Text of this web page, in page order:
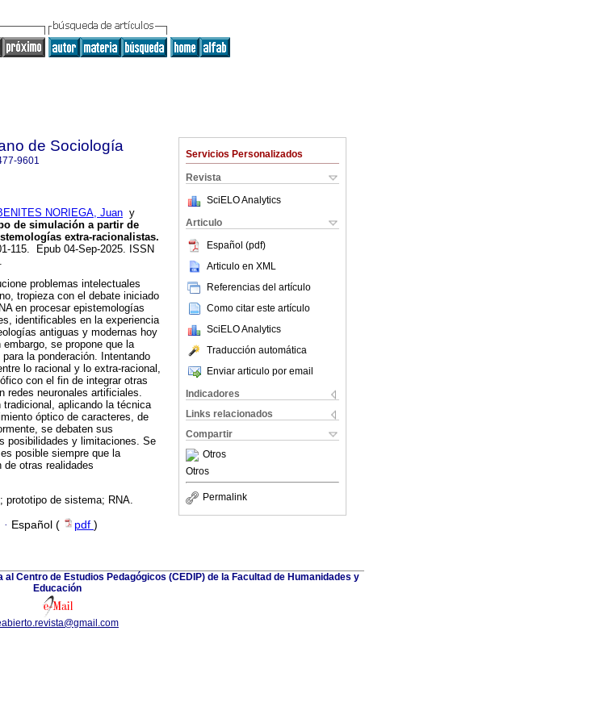
Servicios Personalizados
Revista
SciELO Analytics
Articulo
Español (pdf)
Articulo en XML
Referencias del artículo
Como citar este artículo
SciELO Analytics
Traducción automática
Enviar articulo por email
Indicadores
Links relacionados
Compartir
Otros
Otros
Permalink
de Sociología
9601
NORIEGA, Juan y
de simulación a partir de
extra-racionalistas.
115. Epub 04-Sep-2025. ISSN
.
problemas intelectuales
tropieza con el debate iniciado
en procesar epistemologías
identificables en la experiencia
antiguas y modernas hoy
se propone que la
la ponderación. Intentando
lo racional y lo extra-racional,
con el fin de integrar otras
redes neuronales artificiales.
aplicando la técnica
óptico de caracteres, de
se debaten sus
posibilidades y limitaciones. Se
posible siempre que la
otras realidades
prototipo de sistema; RNA.
· Español ( pdf )
Centro de Estudios Pedagógicos (CEDIP) de la Facultad de Humanidades y
Educación